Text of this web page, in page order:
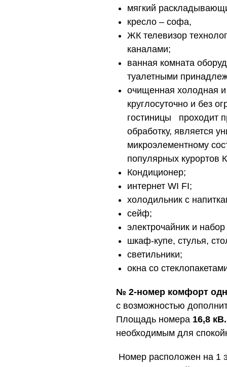
мягкий
кресло – софа,
ЖК телевизор
каналами;
ванная комната
туалетными
очищенная холодная
круглосуточно и без
гостиницы проходит
обработку, является
микроэлементному
популярных курортов
Кондиционер;
интернет WI FI;
холодильник с
сейф;
электрочайник и
шкаф-купе, стулья,
светильники;
окна со
№ 2-номер комфорт
с возможностью
Площадь номера 16,8
необходимым для
Номер расположен на 1